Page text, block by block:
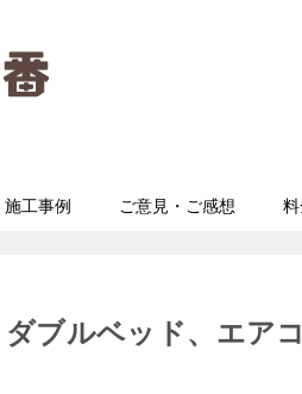
施工事例 ご意見・ご感想
ダブルベッド、エア